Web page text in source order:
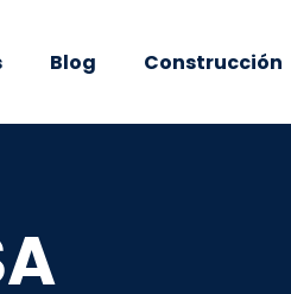
Blog Construcción